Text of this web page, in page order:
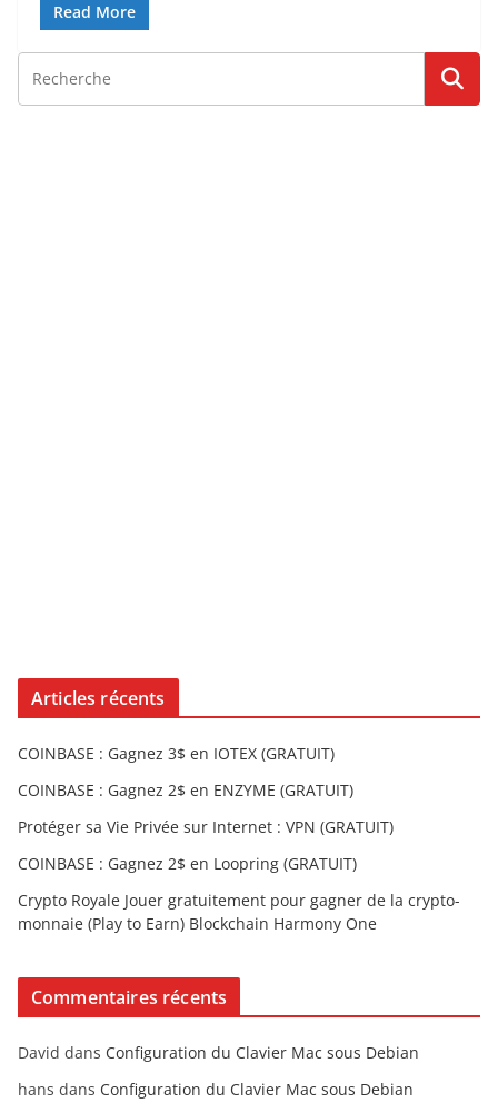
Read More
Articles récents
COINBASE : Gagnez 3$ en IOTEX (GRATUIT)
COINBASE : Gagnez 2$ en ENZYME (GRATUIT)
Protéger sa Vie Privée sur Internet : VPN (GRATUIT)
COINBASE : Gagnez 2$ en Loopring (GRATUIT)
Crypto Royale Jouer gratuitement pour gagner de la crypto-
monnaie (Play to Earn) Blockchain Harmony One
Commentaires récents
David dans Configuration du Clavier Mac sous Debian
hans dans Configuration du Clavier Mac sous Debian